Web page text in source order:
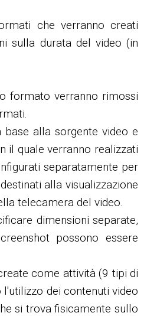
che verranno creati
sulla durata del video (in
formato verranno rimossi
alla sorgente video e
il quale verranno realizzati
separatamente per
alla visualizzazione
telecamera del video.
dimensioni separate,
possono essere
come attività (9 tipi di
dei contenuti video
si trova fisicamente sullo